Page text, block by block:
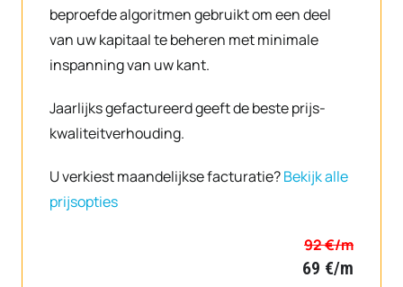
beproefde algoritmen gebruikt om een deel
van uw kapitaal te beheren met minimale
inspanning van uw kant.
Jaarlijks gefactureerd geeft de beste prijs-
kwaliteitverhouding.
U verkiest maandelijkse facturatie?Bekijk alle
prijsopties
92 €/m
69 €/m